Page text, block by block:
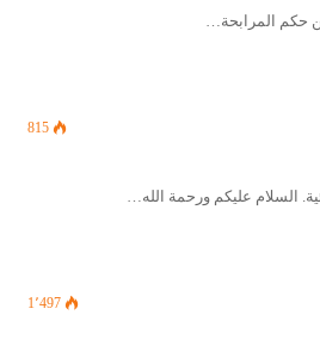
815
1٬497